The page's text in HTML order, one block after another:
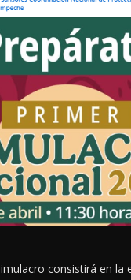
consistirá en la